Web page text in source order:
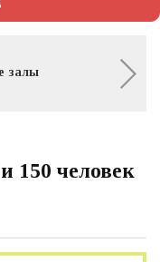
залы
150 человек